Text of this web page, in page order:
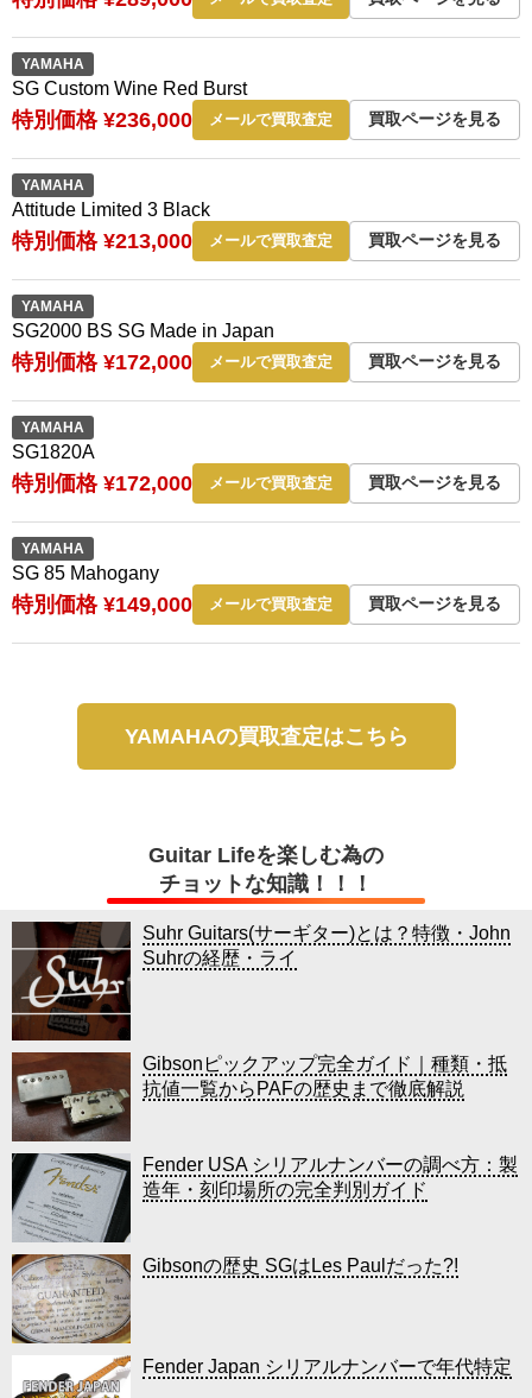
YAMAHA
SG Custom Wine Red Burst
特別価格 ¥236,000 メールで買取査定 買取ページを見る
YAMAHA
Attitude Limited 3 Black
特別価格 ¥213,000 メールで買取査定 買取ページを見る
YAMAHA
SG2000 BS SG Made in Japan
特別価格 ¥172,000 メールで買取査定 買取ページを見る
YAMAHA
SG1820A
特別価格 ¥172,000 メールで買取査定 買取ページを見る
YAMAHA
SG 85 Mahogany
特別価格 ¥149,000 メールで買取査定 買取ページを見る
YAMAHAの買取査定はこちら
Guitar Lifeを楽しむ為の
チョットな知識！！！
Suhr Guitars(サーギター)とは？特徴・John
Suhrの経歴・ライ
Gibsonピックアップ完全ガイド｜種類・抵
抗値一覧からPAFの歴史まで徹底解説
Fender USA シリアルナンバーの調べ方：製
造年・刻印場所の完全判別ガイド
Gibsonの歴史 SGはLes Paulだった?!
Fender Japan シリアルナンバーで年代特定